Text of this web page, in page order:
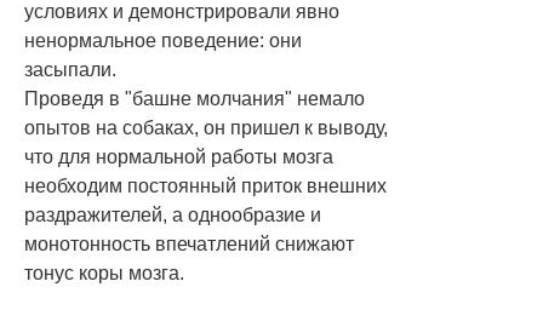
условиях и демонстрировали явно
ненормальное поведение: они
засыпали.
Проведя в "башне молчания" немало
опытов на собаках, он пришел к выводу,
что для нормальной работы мозга
необходим постоянный приток внешних
раздражителей, а однообразие и
монотонность впечатлений снижают
тонус коры мозга.